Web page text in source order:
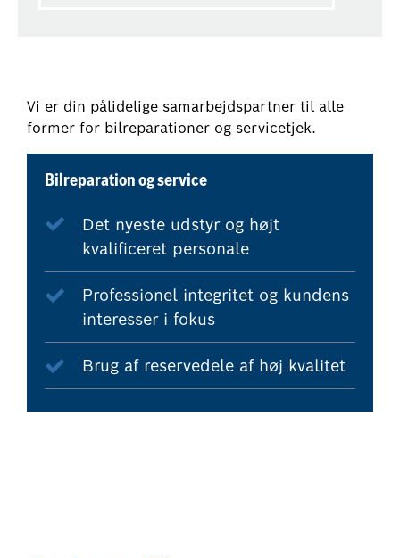
Vi er din pålidelige samarbejdspartner til alle
former for bilreparationer og servicetjek.
Bilreparation og service
Det nyeste udstyr og højt
kvalificeret personale
Professionel integritet og kundens
interesser i fokus
Brug af reservedele af høj kvalitet